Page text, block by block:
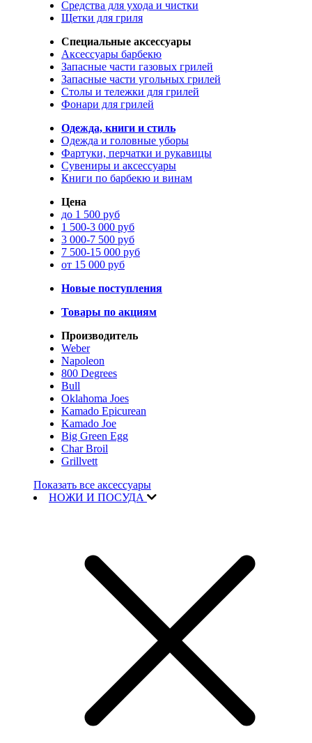
Средства для ухода и чистки
Щетки для гриля
Специальные аксессуары
Аксессуары барбекю
Запасные части газовых грилей
Запасные части угольных грилей
Столы и тележки для грилей
Фонари для грилей
Одежда, книги и стиль
Одежда и головные уборы
Фартуки, перчатки и рукавицы
Сувениры и аксессуары
Книги по барбекю и винам
Цена
до 1 500 руб
1 500-3 000 руб
3 000-7 500 руб
7 500-15 000 руб
от 15 000 руб
Новые поступления
Товары по акциям
Производитель
Weber
Napoleon
800 Degrees
Bull
Oklahoma Joes
Kamado Epicurean
Kamado Joe
Big Green Egg
Char Broil
Grillvett
Показать все аксессуары
НОЖИ И ПОСУДА